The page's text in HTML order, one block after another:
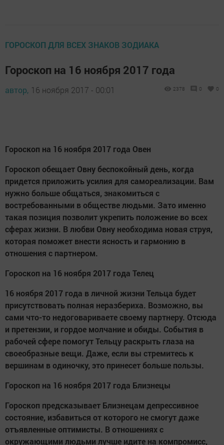
ГОРОСКОП ДЛЯ ВСЕХ ЗНАКОВ ЗОДИАКА
Гороскоп на 16 ноября 2017 года
автор, 16 ноября 2017 - 00:01 2378 0 0
Гороскоп на 16 ноября 2017 года Овен
Гороскоп обещает Овну беспокойный день, когда
придется приложить усилия для самореализации. Вам
нужно больше общаться, знакомиться с
востребованными в обществе людьми. Зато именно
такая позиция позволит укрепить положение во всех
сферах жизни. В любви Овну необходима новая струя,
которая поможет внести ясность и гармонию в
отношения с партнером.
Гороскоп на 16 ноября 2017 года Телец
16 ноября 2017 года в личной жизни Тельца будет
присутствовать полная неразбериха. Возможно, вы
сами что-то недоговариваете своему партнеру. Отсюда
и претензии, и гордое молчание и обиды. События в
рабочей сфере помогут Тельцу раскрыть глаза на
своеобразные вещи. Даже, если вы стремитесь к
вершинам в одиночку, это принесет больше пользы.
Гороскоп на 16 ноября 2017 года Близнецы
Гороскоп предсказывает Близнецам депрессивное
состояние, избавиться от которого не смогут даже
отъявленные оптимисты. В отношениях с
окружающими людьми лучше идите на компромисс,